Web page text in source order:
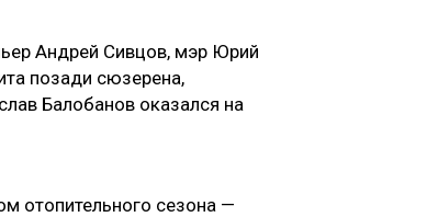
Андрей Сивцов, мэр Юрий
позади сюзерена,
Балобанов оказался на
отопительного сезона —